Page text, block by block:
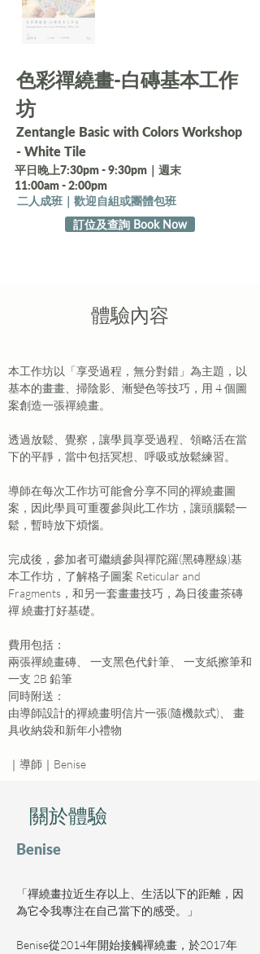
色彩禪繞畫-白磚基本工作
坊
Zentangle Basic with Colors Workshop
- White Tile
平日晚上7:30pm - 9:30pm｜週末
11:00am - 2:00pm
二人成班｜歡迎自組或團體包班
訂位及查詢 Book Now
​體驗內容
本工作坊以「享受過程，無分對錯」為主題，以
基本的畫畫、掃陰影、漸變色等技巧，用 4 個圖
案創造一張禪繞畫。
透過放鬆、覺察，讓學員享受過程、領略活在當
下的平靜，當中包括冥想、呼吸或放鬆練習。
導師在每次工作坊可能會分享不同的禪繞畫圖
案，因此學員可重覆參與此工作坊，讓頭腦鬆一
鬆，暫時放下煩惱。
完成後，參加者可繼續參與禪陀羅(黑磚壓線)基
本工作坊，了解格子圖案 Reticular and
Fragments，和另一套畫畫技巧，為日後畫茶磚
禪 繞畫打好基礎。
費用包括：
兩張禪繞畫磚、 一支黑色代針筆、 一支紙擦筆和
一支 2B 鉛筆
同時附送：
由導師設計的禪繞畫明信片一張(隨機款式)、 畫
具收納袋和新年小禮物
｜導師｜Benise
​關於體驗
​Benise
「禪繞畫拉近生存以上、生活以下的距離，因
為它令我專注在自己當下的感受。」
Benise從2014年開始接觸禪繞畫，於2017年